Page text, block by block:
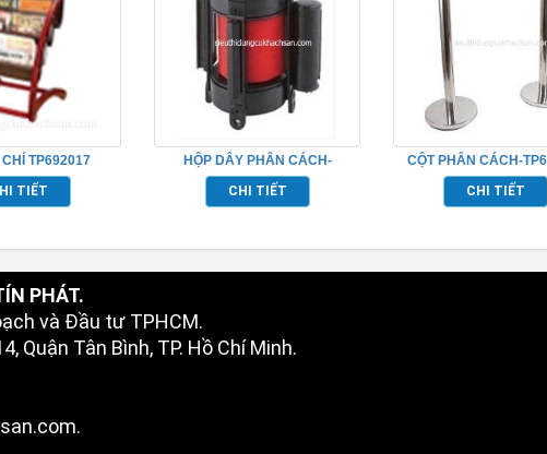
TP692017
TIẾT
HỘP DÂY PHÂN CÁCH-
TP692038
CHI TIẾT
CỘT PHÂN CÁCH-
CHI TIẾT
PHÁT.
và Đầu tư TPHCM.
Quận Tân Bình, TP. Hồ Chí Minh.